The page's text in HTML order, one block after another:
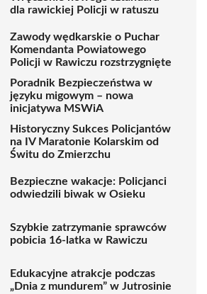
dla rawickiej Policji w ratuszu
Zawody wędkarskie o Puchar
Komendanta Powiatowego
Policji w Rawiczu rozstrzygnięte
Poradnik Bezpieczeństwa w
języku migowym – nowa
inicjatywa MSWiA
Historyczny Sukces Policjantów
na IV Maratonie Kolarskim od
Świtu do Zmierzchu
Bezpieczne wakacje: Policjanci
odwiedzili biwak w Osieku
Szybkie zatrzymanie sprawców
pobicia 16-latka w Rawiczu
Edukacyjne atrakcje podczas
„Dnia z mundurem” w Jutrosinie